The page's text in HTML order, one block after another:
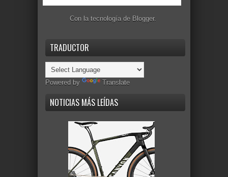
Con la tecnología de Blogger.
TRADUCTOR
Powered by Translate
NOTICIAS MÁS LEÍDAS